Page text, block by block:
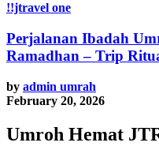
!!jtravel one
Perjalanan Ibadah
Ramadhan – Trip
by admin umrah
February 20, 2026
Umroh Hemat